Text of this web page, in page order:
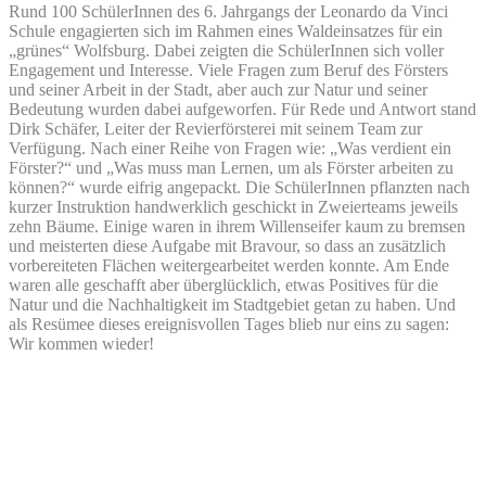
Rund 100 SchülerInnen des 6. Jahrgangs der Leonardo da Vinci
Schule engagierten sich im Rahmen eines Waldeinsatzes für ein
„grünes“ Wolfsburg. Dabei zeigten die SchülerInnen sich voller
Engagement und Interesse. Viele Fragen zum Beruf des Försters
und seiner Arbeit in der Stadt, aber auch zur Natur und seiner
Bedeutung wurden dabei aufgeworfen. Für Rede und Antwort stand
Dirk Schäfer, Leiter der Revierförsterei mit seinem Team zur
Verfügung. Nach einer Reihe von Fragen wie: „Was verdient ein
Förster?“ und „Was muss man Lernen, um als Förster arbeiten zu
können?“ wurde eifrig angepackt. Die SchülerInnen pflanzten nach
kurzer Instruktion handwerklich geschickt in Zweierteams jeweils
zehn Bäume. Einige waren in ihrem Willenseifer kaum zu bremsen
und meisterten diese Aufgabe mit Bravour, so dass an zusätzlich
vorbereiteten Flächen weitergearbeitet werden konnte. Am Ende
waren alle geschafft aber überglücklich, etwas Positives für die
Natur und die Nachhaltigkeit im Stadtgebiet getan zu haben. Und
als Resümee dieses ereignisvollen Tages blieb nur eins zu sagen:
Wir kommen wieder!